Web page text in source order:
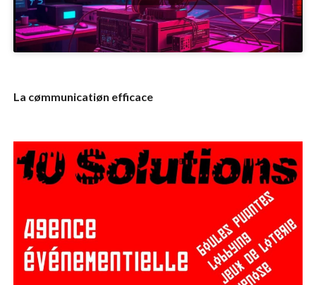
La cømmunicatiøn efficace